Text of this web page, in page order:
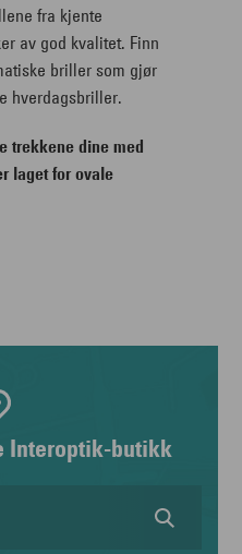
fra kjente
av god kvalitet. Finn
briller som gjør
hverdagsbriller.
trekkene dine med
laget for ovale
Interoptik-butikk